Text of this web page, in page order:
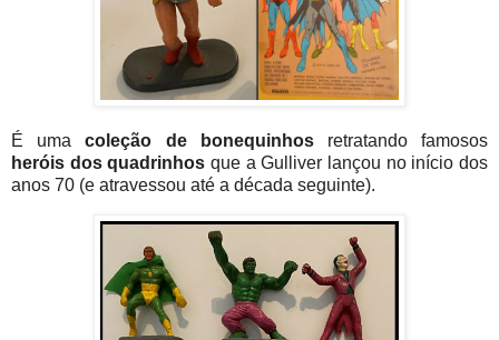
É umacoleção de bonequinhosretratando famosos
heróis dos quadrinhos que a Gulliver lançou no início dos
anos 70 (e atravessou até a década seguinte).